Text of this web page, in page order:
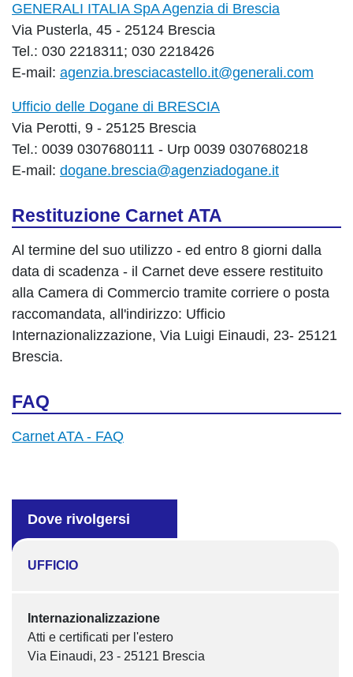
GENERALI ITALIA SpA Agenzia di Brescia
Via Pusterla, 45 - 25124 Brescia
Tel.: 030 2218311; 030 2218426
E-mail: agenzia.bresciacastello.it@generali.com
Ufficio delle Dogane di BRESCIA
Via Perotti, 9 - 25125 Brescia
Tel.: 0039 0307680111 - Urp 0039 0307680218
E-mail: dogane.brescia@agenziadogane.it
Restituzione Carnet ATA
Al termine del suo utilizzo - ed entro 8 giorni dalla
data di scadenza - il Carnet deve essere restituito
alla Camera di Commercio tramite corriere o posta
raccomandata, all'indirizzo: Ufficio
Internazionalizzazione, Via Luigi Einaudi, 23- 25121
Brescia.
FAQ
Carnet ATA - FAQ
Dove rivolgersi
UFFICIO
Internazionalizzazione
Atti e certificati per l'estero
Via Einaudi, 23 - 25121 Brescia